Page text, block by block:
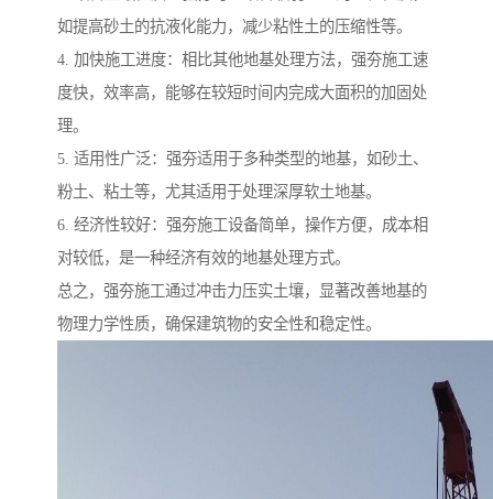
如提高砂土的抗液化能力，减少粘性土的压缩性等。
4. 加快施工进度：相比其他地基处理方法，强夯施工速
度快，效率高，能够在较短时间内完成大面积的加固处
理。
5. 适用性广泛：强夯适用于多种类型的地基，如砂土、
粉土、粘土等，尤其适用于处理深厚软土地基。
6. 经济性较好：强夯施工设备简单，操作方便，成本相
对较低，是一种经济有效的地基处理方式。
总之，强夯施工通过冲击力压实土壤，显著改善地基的
物理力学性质，确保建筑物的安全性和稳定性。